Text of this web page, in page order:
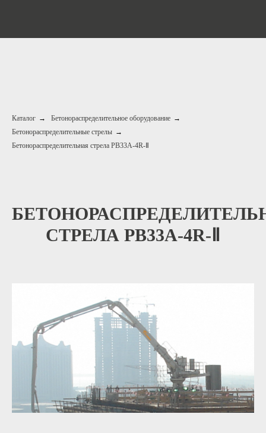
Каталог → Бетонораспределительное оборудование →
Бетонораспределительные стрелы →
Бетонораспределительная стрела PB33A-4R-Ⅱ
СТРЕЛА PB33A-4R-Ⅱ